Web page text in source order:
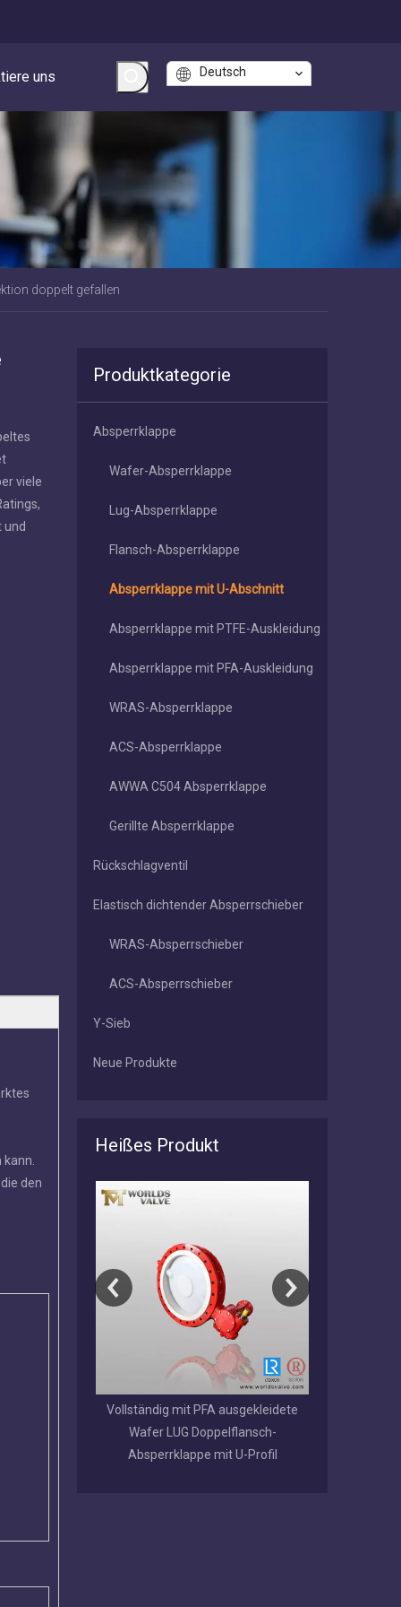
uns Deutsch
doppelt gefallen
viele
und
den
Produktkategorie
Absperrklappe
Wafer-Absperrklappe
Lug-Absperrklappe
Flansch-Absperrklappe
Absperrklappe mit U-Abschnitt
Absperrklappe mit PTFE-Auskleidung
Absperrklappe mit PFA-Auskleidung
WRAS-Absperrklappe
ACS-Absperrklappe
AWWA C504 Absperrklappe
Gerillte Absperrklappe
Rückschlagventil
Elastisch dichtender Absperrschieber
WRAS-Absperrschieber
ACS-Absperrschieber
Y-Sieb
Neue Produkte
Heißes Produkt
Vollständig mit PFA ausgekleidete
Wafer LUG Doppelflansch-
Absperrklappe mit U-Profil